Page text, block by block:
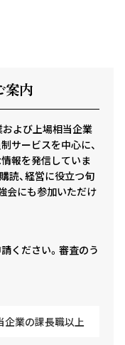
案内
および上場相当企業
サービスを中心に、
報を発信していま
読、経営に役立つ旬
会にも参加いただけ
ください。審査のう
企業の課長職以上